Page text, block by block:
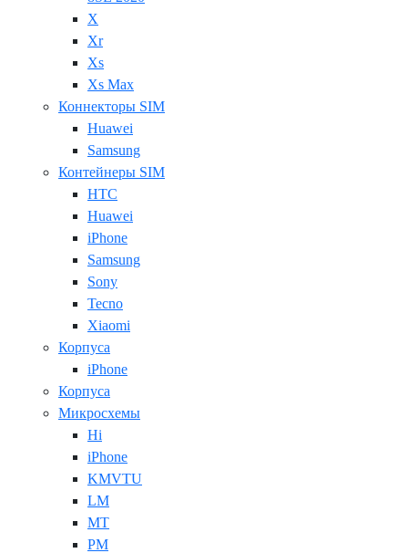
X
Xr
Xs
Xs Max
Коннекторы SIM
Huawei
Samsung
Контейнеры SIM
HTC
Huawei
iPhone
Samsung
Sony
Tecno
Xiaomi
Корпуса
iPhone
Корпуса
Микросхемы
Hi
iPhone
KMVTU
LM
MT
PM